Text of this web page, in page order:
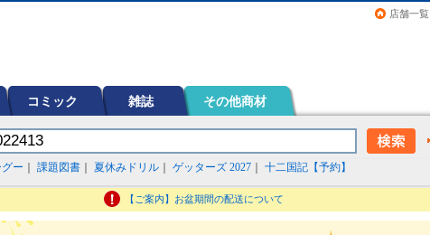
店舗一覧
コミック 雑誌 その他商材
ー 課題図書 夏休みドリル ゲッターズ 2027 十二国記【予約】
【ご案内】お盆期間の配送について